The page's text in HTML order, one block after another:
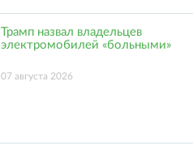
Трамп назвал владельцев
электромобилей «больными»
07 августа 2026